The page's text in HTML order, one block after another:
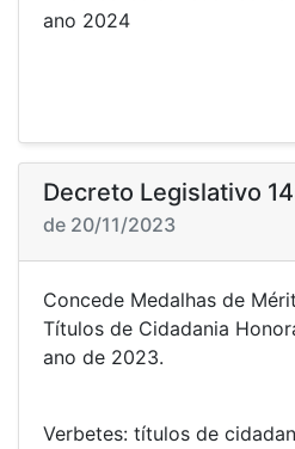
ano
Decreto Legislativo
de 20/11/2023
Concede Medalhas de
Títulos de Cidadania
ano de
Verbetes: títulos de